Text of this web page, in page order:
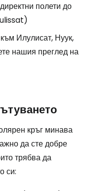
полети до
Илулисат, Нуук,
нашия преглед на
кръг минава
да сте добре
трябва да
си: